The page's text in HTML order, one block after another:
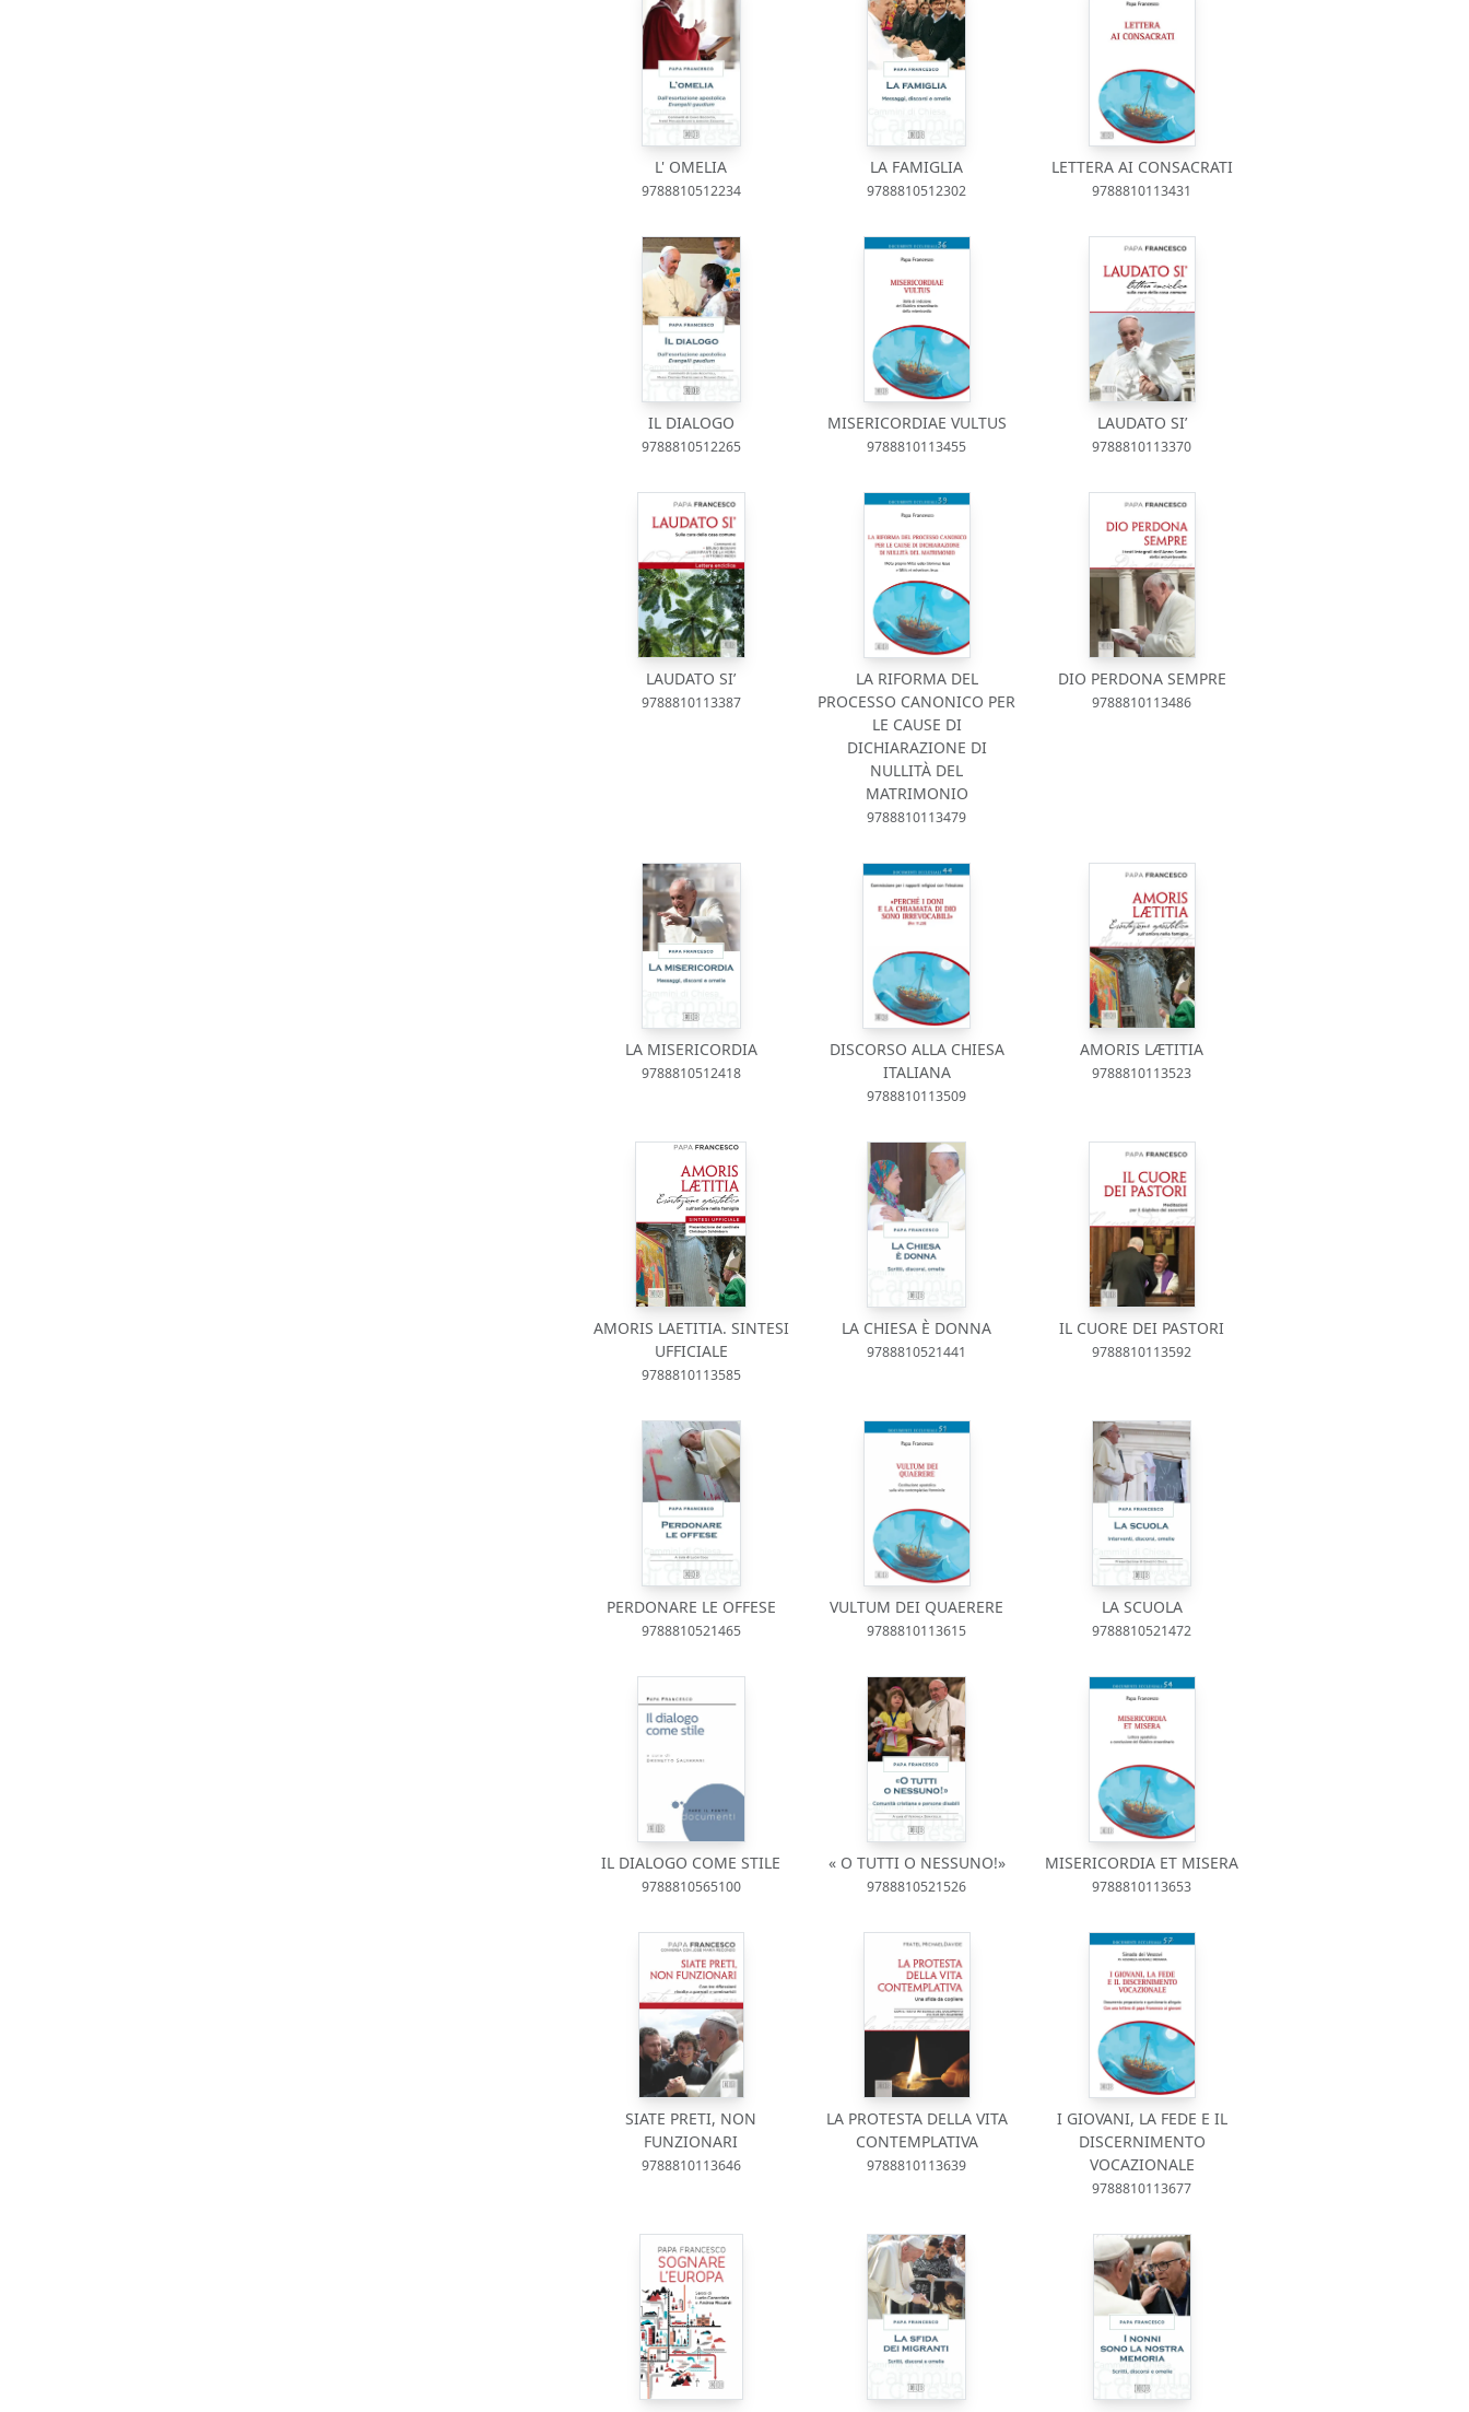
L' OMELIA
9788810512234
LA FAMIGLIA
9788810512302
LETTERA AI CONSACRATI
9788810113431
IL DIALOGO
9788810512265
MISERICORDIAE VULTUS
9788810113455
LAUDATO SI’
9788810113370
LAUDATO SI’
9788810113387
LA RIFORMA DEL
PROCESSO CANONICO PER
LE CAUSE DI
DICHIARAZIONE DI
NULLITÀ DEL
MATRIMONIO
9788810113479
DIO PERDONA SEMPRE
9788810113486
LA MISERICORDIA
9788810512418
DISCORSO ALLA CHIESA
ITALIANA
9788810113509
AMORIS LÆTITIA
9788810113523
AMORIS LAETITIA. SINTESI
UFFICIALE
9788810113585
LA CHIESA È DONNA
9788810521441
IL CUORE DEI PASTORI
9788810113592
PERDONARE LE OFFESE
9788810521465
VULTUM DEI QUAERERE
9788810113615
LA SCUOLA
9788810521472
IL DIALOGO COME STILE
9788810565100
« O TUTTI O NESSUNO!»
9788810521526
MISERICORDIA ET MISERA
9788810113653
SIATE PRETI, NON
FUNZIONARI
9788810113646
LA PROTESTA DELLA VITA
CONTEMPLATIVA
9788810113639
I GIOVANI, LA FEDE E IL
DISCERNIMENTO
VOCAZIONALE
9788810113677